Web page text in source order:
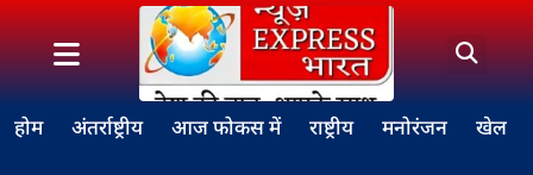
होम अंतर्राष्ट्रीय आज फोकस में राष्ट्रीय मनोरंजन खेल